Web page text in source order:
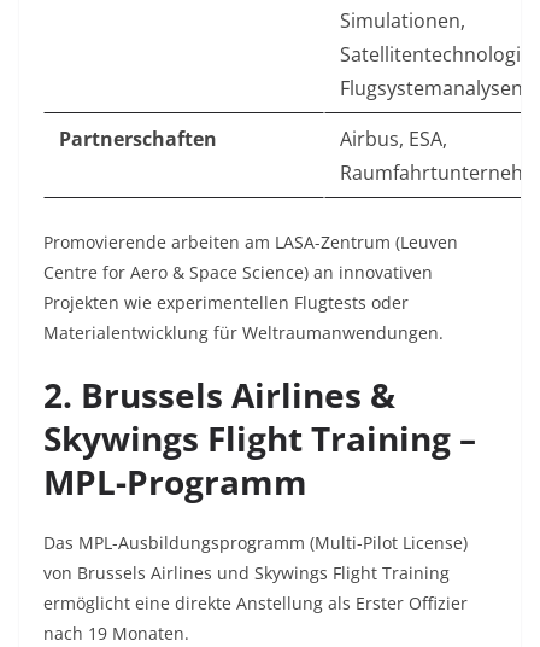
Simulationen,
Flugsystemanalysen
Partnerschaften
Airbus, ESA,
Promovierende arbeiten am LASA-Zentrum (Leuven
Centre for Aero & Space Science) an innovativen
Projekten wie experimentellen Flugtests oder
Materialentwicklung für Weltraumanwendungen.
2. Brussels Airlines &
Skywings Flight Training –
MPL-Programm
Das MPL-Ausbildungsprogramm (Multi-Pilot License)
von Brussels Airlines und Skywings Flight Training
ermöglicht eine direkte Anstellung als Erster Offizier
nach 19 Monaten.